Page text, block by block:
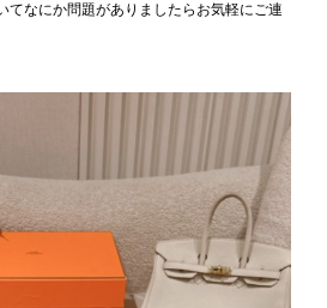
てなにか問題がありましたらお気軽にご連